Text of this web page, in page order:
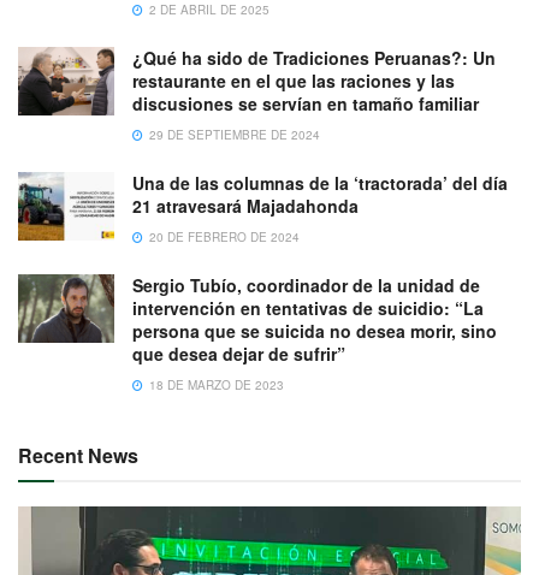
2 DE ABRIL DE 2025
¿Qué ha sido de Tradiciones Peruanas?: Un
restaurante en el que las raciones y las
discusiones se servían en tamaño familiar
29 DE SEPTIEMBRE DE 2024
Una de las columnas de la ‘tractorada’ del día
21 atravesará Majadahonda
20 DE FEBRERO DE 2024
Sergio Tubío, coordinador de la unidad de
intervención en tentativas de suicidio: “La
persona que se suicida no desea morir, sino
que desea dejar de sufrir”
18 DE MARZO DE 2023
Recent News